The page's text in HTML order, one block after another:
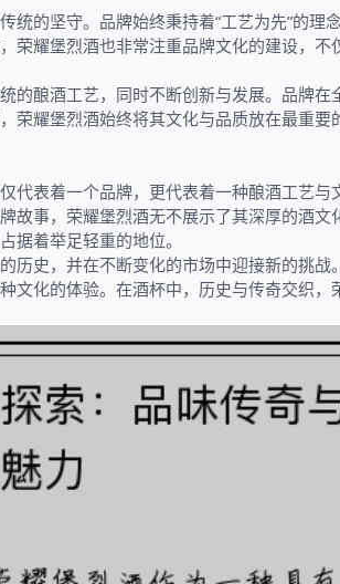
统的坚守。品牌始终秉持着“工艺为先”的理
荣耀堡烈酒也非常注重品牌文化的建设，不
的酿酒工艺，同时不断创新与发展。品牌在
荣耀堡烈酒始终将其文化与品质放在最重要
代表着一个品牌，更代表着一种酿酒工艺与
故事，荣耀堡烈酒无不展示了其深厚的酒文
据着举足轻重的地位。
历史，并在不断变化的市场中迎接新的挑战
文化的体验。在酒杯中，历史与传奇交织，